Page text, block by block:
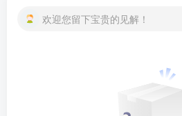
欢迎您留下宝贵的见解！